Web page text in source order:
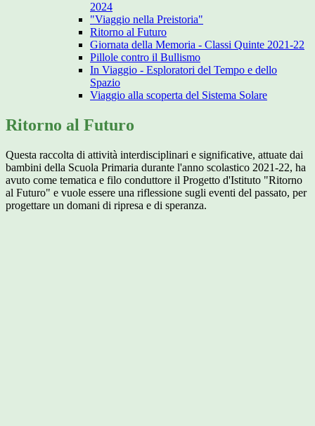
2024
"Viaggio nella Preistoria"
Ritorno al Futuro
Giornata della Memoria - Classi Quinte 2021-22
Pillole contro il Bullismo
In Viaggio - Esploratori del Tempo e dello
Spazio
Viaggio alla scoperta del Sistema Solare
Ritorno al Futuro
Questa raccolta di attività interdisciplinari e significative, attuate dai
bambini della Scuola Primaria durante l'anno scolastico 2021-22, ha
avuto come tematica e filo conduttore il Progetto d'Istituto "Ritorno
al Futuro" e vuole essere una riflessione sugli eventi del passato, per
progettare un domani di ripresa e di speranza.